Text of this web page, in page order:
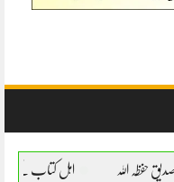
اہل کتاب کے برتن استعمال کرنے کا بیان –